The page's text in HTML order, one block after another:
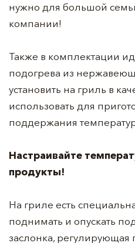
нужно для большой
компании!
Также в комплектации
подогрева из
установить на гриль в
использовать для
поддержания
Настраивайте
продукты!
На гриле есть
поднимать и опускать
заслонка, регулирующая